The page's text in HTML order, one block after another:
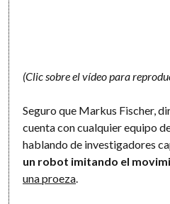
(Clic sobre el vídeo para
Seguro que Markus Fischer,
cuenta con cualquier equipo
hablando de investigadores
un robot imitando el
una proeza